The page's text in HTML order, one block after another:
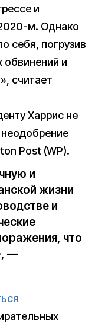
и
м. Однако
себя, погрузив
обвинений и
считает
Харрис не
Post (WP).
и
жизни
и
что
—